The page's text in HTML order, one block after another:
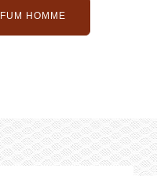
HOMME